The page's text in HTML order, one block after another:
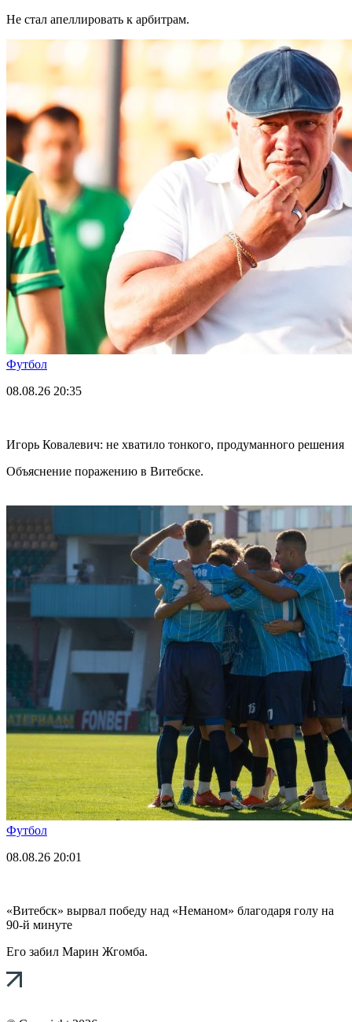
Не стал апеллировать к арбитрам.
Футбол
08.08.26 20:35
Игорь Ковалевич: не хватило тонкого, продуманного решения
Объяснение поражению в Витебске.
Футбол
08.08.26 20:01
«Витебск» вырвал победу над «Неманом» благодаря голу на
90-й минуте
Его забил Марин Жгомба.